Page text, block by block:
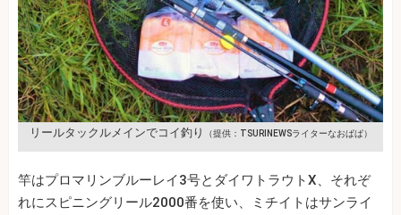
リールタックルメインでコイ釣り （提供：TSURINEWSライターなおぱぱ）
竿はプロマリンブルーレイ3号とダイワトラウトX、それぞ
れにスピニングリール2000番を使い、ミチイトはサンライ